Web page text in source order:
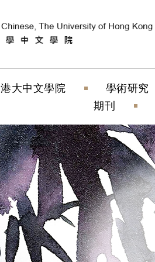
港大中文學院 學術研究
期刊